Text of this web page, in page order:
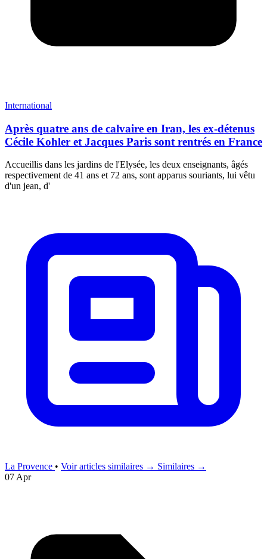
International
Après quatre ans de calvaire en Iran, les ex-détenus
Cécile Kohler et Jacques Paris sont rentrés en France
Accueillis dans les jardins de l'Elysée, les deux enseignants, âgés
respectivement de 41 ans et 72 ans, sont apparus souriants, lui vêtu
d'un jean, d'
La Provence • Voir articles similaires → Similaires →
07 Apr